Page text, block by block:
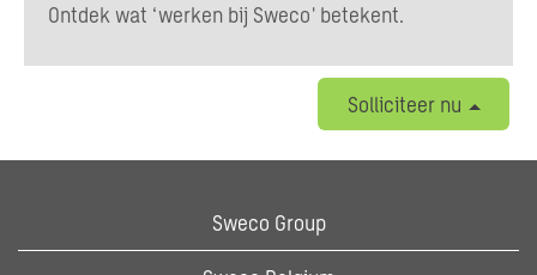
Ontdek wat ‘werken bij Sweco' betekent.
Solliciteer nu
Sweco Group